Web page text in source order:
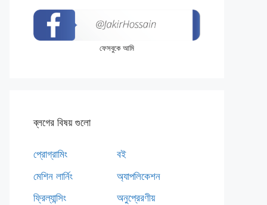
Base64.DEFAULT);
"Uploading..." , "Please wait..."
UPLOAD_URL,
ফেসবুকে আমি
ব্লগের বিষয় গুলো
প্রোগ্রামিং
মেশিন লার্নিং
ফ্রিল্যান্সিং
বই
অ্যাপলিকেশন
অনুপ্রেরণীয়